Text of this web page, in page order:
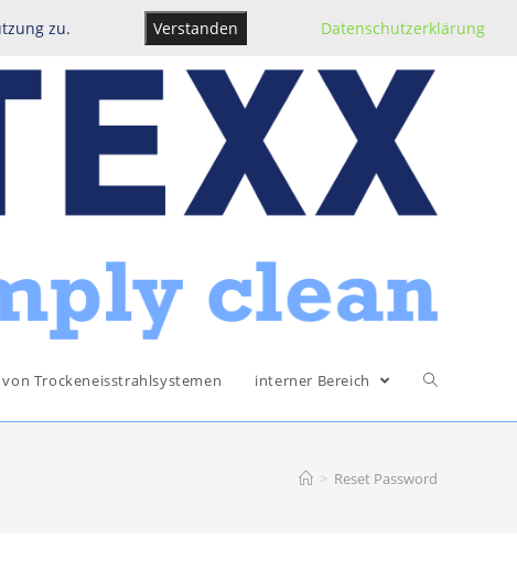
Trockeneisstrahlsystemen interner Bereich
> Reset Password
zu. Verstanden Datenschutzerklärung